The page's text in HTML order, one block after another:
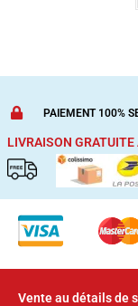
PAIEMENT 100%
LIVRAISON GRATUITE
Vente au détails de